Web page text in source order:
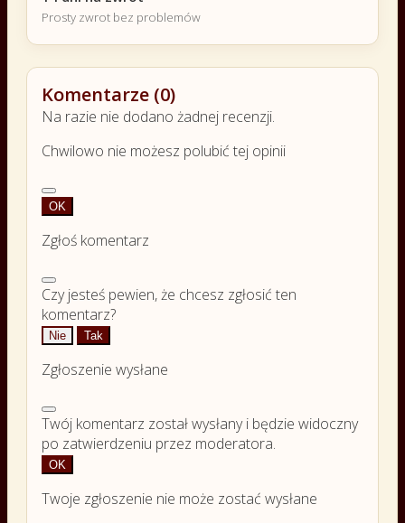
Prosty zwrot bez problemów
Komentarze (0)
Na razie nie dodano żadnej recenzji.
Chwilowo nie możesz polubić tej opinii
OK
Zgłoś komentarz
Czy jesteś pewien, że chcesz zgłosić ten
komentarz?
Nie Tak
Zgłoszenie wysłane
Twój komentarz został wysłany i będzie widoczny
po zatwierdzeniu przez moderatora.
OK
Twoje zgłoszenie nie może zostać wysłane